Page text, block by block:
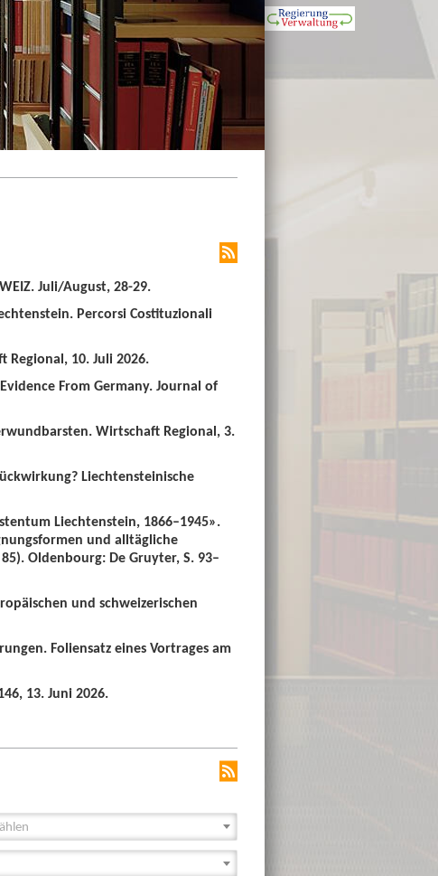
Juli/August, 28-29.
Percorsi Costituzionali
Regional, 10. Juli 2026.
From Germany. Journal of
Wirtschaft Regional, 3.
Liechtensteinische
Liechtenstein, 1866–1945».
und alltägliche
Oldenbourg: De Gruyter, S. 93–
und schweizerischen
Foliensatz eines Vortrages am
13. Juni 2026.